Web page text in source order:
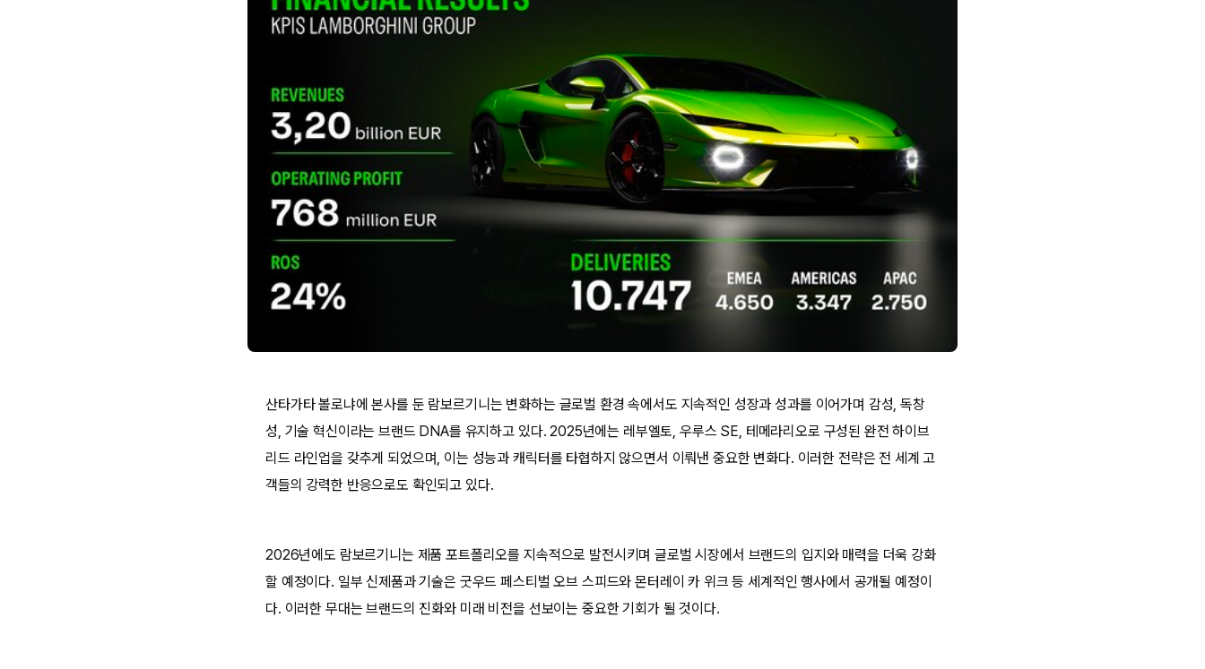
산타가타 볼로냐에 본사를 둔 람보르기니는 변화하는 글로벌 환경 속에서도 지속적인 성장과 성과를 이어가며 감성, 독창
성, 기술 혁신이라는 브랜드 DNA를 유지하고 있다. 2025년에는 레부엘토, 우루스 SE, 테메라리오로 구성된 완전 하이브
리드 라인업을 갖추게 되었으며, 이는 성능과 캐릭터를 타협하지 않으면서 이뤄낸 중요한 변화다. 이러한 전략은 전 세계 고
객들의 강력한 반응으로도 확인되고 있다.
2026년에도 람보르기니는 제품 포트폴리오를 지속적으로 발전시키며 글로벌 시장에서 브랜드의 입지와 매력을 더욱 강화
할 예정이다. 일부 신제품과 기술은 굿우드 페스티벌 오브 스피드와 몬터레이 카 위크 등 세계적인 행사에서 공개될 예정이
다. 이러한 무대는 브랜드의 진화와 미래 비전을 선보이는 중요한 기회가 될 것이다.